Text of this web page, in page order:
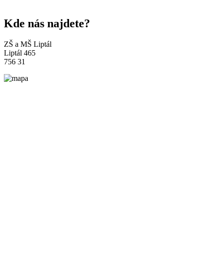
Kde nás najdete?
ZŠ a MŠ Liptál
Liptál 465
756 31